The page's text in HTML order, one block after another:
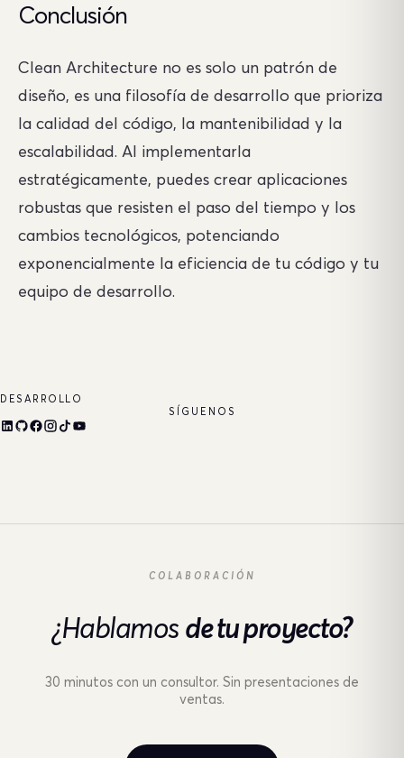
Conclusión
Clean Architecture no es solo un patrón de
diseño, es una filosofía de desarrollo que prioriza
la calidad del código, la mantenibilidad y la
escalabilidad. Al implementarla
estratégicamente, puedes crear aplicaciones
robustas que resisten el paso del tiempo y los
cambios tecnológicos, potenciando
exponencialmente la eficiencia de tu código y tu
equipo de desarrollo.
DESARROLLO
SÍGUENOS
COLABORACIÓN
¿Hablamos de tu proyecto?
30 minutos con un consultor. Sin presentaciones de
ventas.